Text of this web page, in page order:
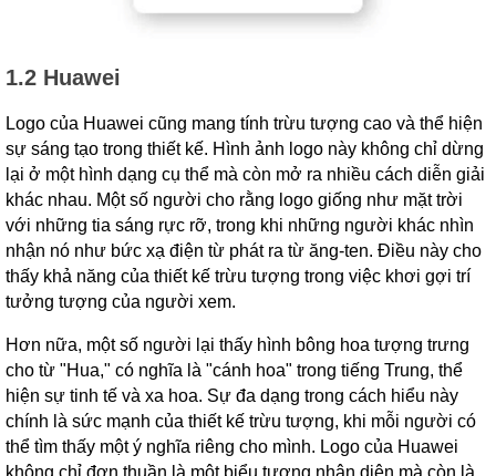
1.2 Huawei
Logo của Huawei cũng mang tính trừu tượng cao và thể hiện
sự sáng tạo trong thiết kế. Hình ảnh logo này không chỉ dừng
lại ở một hình dạng cụ thể mà còn mở ra nhiều cách diễn giải
khác nhau. Một số người cho rằng logo giống như mặt trời
với những tia sáng rực rỡ, trong khi những người khác nhìn
nhận nó như bức xạ điện từ phát ra từ ăng-ten. Điều này cho
thấy khả năng của thiết kế trừu tượng trong việc khơi gợi trí
tưởng tượng của người xem.
Hơn nữa, một số người lại thấy hình bông hoa tượng trưng
cho từ "Hua," có nghĩa là "cánh hoa" trong tiếng Trung, thể
hiện sự tinh tế và xa hoa. Sự đa dạng trong cách hiểu này
chính là sức mạnh của thiết kế trừu tượng, khi mỗi người có
thể tìm thấy một ý nghĩa riêng cho mình. Logo của Huawei
không chỉ đơn thuần là một biểu tượng nhận diện mà còn là